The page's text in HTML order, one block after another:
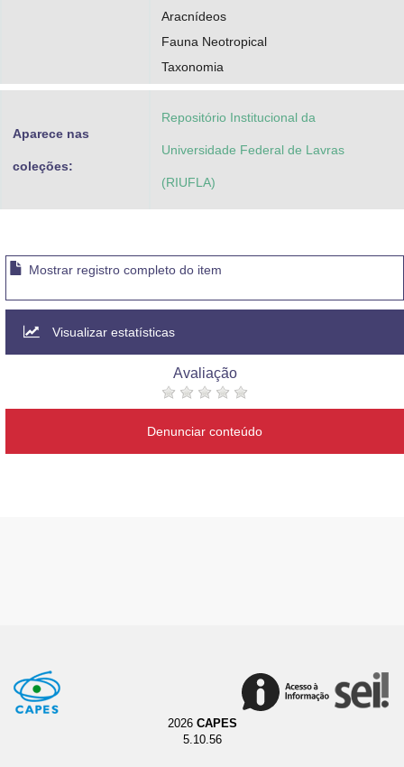
Aracnídeos
Fauna Neotropical
Taxonomia
Aparece nas
coleções:
Repositório Institucional da
Universidade Federal de Lavras
(RIUFLA)
Mostrar registro completo do item
Visualizar estatísticas
Avaliação
Denunciar conteúdo
2026 CAPES
5.10.56